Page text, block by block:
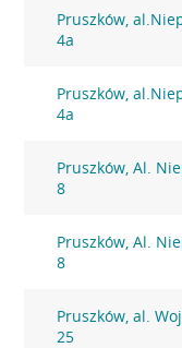
Pruszków,
4a
Pruszków,
4a
Pruszków, Al.
8
Pruszków, Al.
8
Pruszków, al.
25